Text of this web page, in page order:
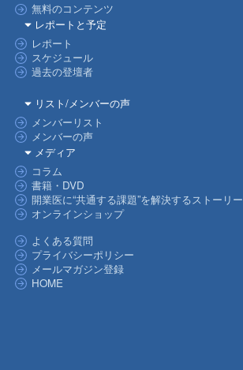
無料のコンテンツ
レポートと予定
レポート
スケジュール
過去の登壇者
リスト/メンバーの声
メンバーリスト
メンバーの声
メディア
コラム
書籍・DVD
開業医に“共通する課題”を解決するストーリー
オンラインショップ
よくある質問
プライバシーポリシー
メールマガジン登録
HOME